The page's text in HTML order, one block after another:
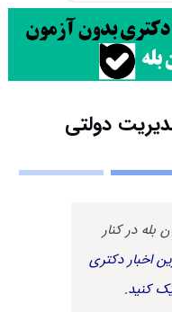
دولتی
بله در کنار
اخبار دکتری
کنید.